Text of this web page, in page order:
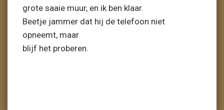
grote saaie muur, en ik ben klaar.
Beetje jammer dat hij de telefoon niet
opneemt, maar
blijf het proberen.